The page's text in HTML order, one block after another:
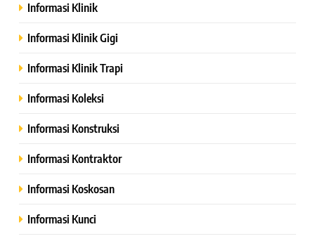
Informasi Klinik
Informasi Klinik Gigi
Informasi Klinik Trapi
Informasi Koleksi
Informasi Konstruksi
Informasi Kontraktor
Informasi Koskosan
Informasi Kunci